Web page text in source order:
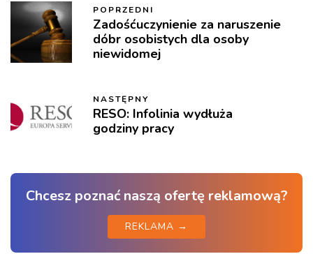
POPRZEDNI
Zadośćuczynienie za naruszenie
dóbr osobistych dla osoby
niewidomej
NASTĘPNY
RESO: Infolinia wydłuża
godziny pracy
Chcesz poznać naszą ofertę reklamową?
REKLAMA →